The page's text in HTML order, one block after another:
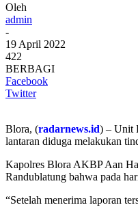
Oleh
admin
-
19 April 2022
422
BERBAGI
Facebook
Twitter
Blora, (radarnews.id) – Unit
lantaran diduga melakukan
Kapolres Blora AKBP Aan
Randublatung bahwa pada
“Setelah menerima laporan